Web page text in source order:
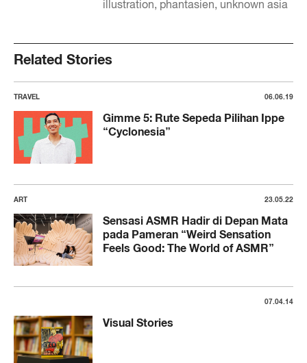
illustration phantasien unknown asia
Related Stories
TRAVEL 06.06.19
Gimme 5: Rute Sepeda Pilihan Ippe
“Cyclonesia”
ART 23.05.22
Sensasi ASMR Hadir di Depan Mata
pada Pameran “Weird Sensation
Feels Good: The World of ASMR”
07.04.14
Visual Stories